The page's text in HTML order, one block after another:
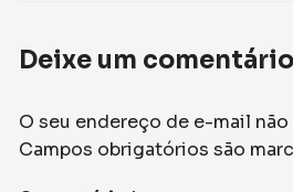
Deixe um comentário
O seu endereço de e-mail
Campos obrigatórios são